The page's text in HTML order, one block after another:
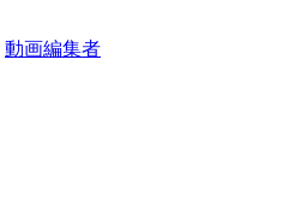
動画編集者